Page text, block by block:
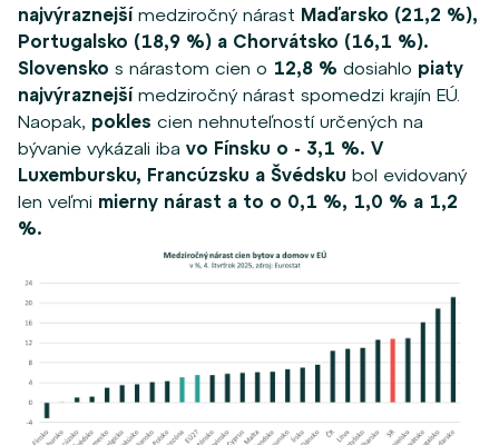
najvýraznejší medziročný nárast Maďarsko (21,2 %),
Portugalsko (18,9 %) a Chorvátsko (16,1 %).
Slovensko s nárastom cien o 12,8 % dosiahlo piaty
najvýraznejší medziročný nárast spomedzi krajín EÚ.
Naopak, pokles cien nehnuteľností určených na
bývanie vykázali iba vo Fínsku o - 3,1 %. V
Luxembursku, Francúzsku a Švédsku bol evidovaný
len veľmi mierny nárast a to o 0,1 %, 1,0 % a 1,2
%.